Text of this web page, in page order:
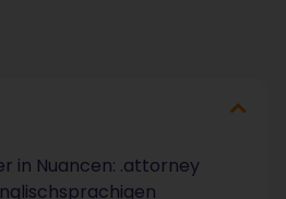
in Nuancen: .attorney